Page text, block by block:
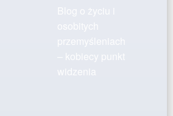
przemyśleniach
– kobiecy punkt
widzenia